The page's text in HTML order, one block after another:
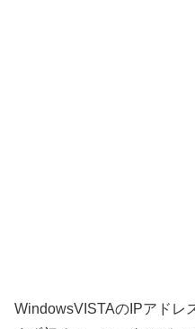
WindowsVISTAのIPアドレ